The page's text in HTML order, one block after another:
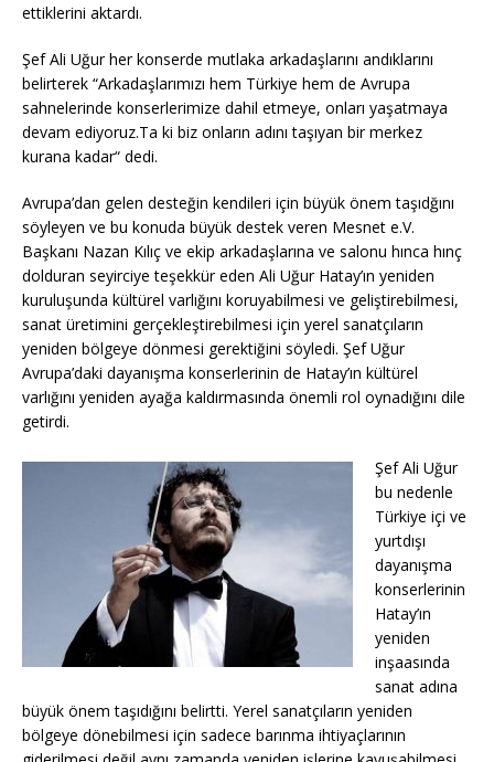
ettiklerini aktardı.
Şef Ali Uğur her konserde mutlaka arkadaşlarını andıklarını
belirterek “Arkadaşlarımızı hem Türkiye hem de Avrupa
sahnelerinde konserlerimize dahil etmeye, onları yaşatmaya
devam ediyoruz.Ta ki biz onların adını taşıyan bir merkez
kurana kadar“ dedi.
Avrupa’dan gelen desteğin kendileri için büyük önem taşıdğını
söyleyen ve bu konuda büyük destek veren Mesnet e.V.
Başkanı Nazan Kılıç ve ekip arkadaşlarına ve salonu hınca hınç
dolduran seyirciye teşekkür eden Ali Uğur Hatay’ın yeniden
kuruluşunda kültürel varlığını koruyabilmesi ve geliştirebilmesi,
sanat üretimini gerçekleştirebilmesi için yerel sanatçıların
yeniden bölgeye dönmesi gerektiğini söyledi. Şef Uğur
Avrupa’daki dayanışma konserlerinin de Hatay’ın kültürel
varlığını yeniden ayağa kaldırmasında önemli rol oynadığını dile
getirdi.
Şef Ali Uğur
bu nedenle
Türkiye içi ve
yurtdışı
dayanışma
konserlerinin
Hatay’ın
yeniden
inşaasında
sanat adına
büyük önem taşıdığını belirtti. Yerel sanatçıların yeniden
bölgeye dönebilmesi için sadece barınma ihtiyaçlarının